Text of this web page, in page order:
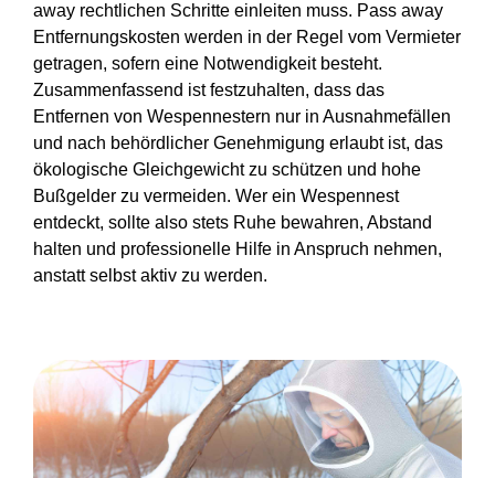
away rechtlichen Schritte einleiten muss. Pass away
Entfernungskosten werden in der Regel vom Vermieter
getragen, sofern eine Notwendigkeit besteht.
Zusammenfassend ist festzuhalten, dass das
Entfernen von Wespennestern nur in Ausnahmefällen
und nach behördlicher Genehmigung erlaubt ist, das
ökologische Gleichgewicht zu schützen und hohe
Bußgelder zu vermeiden. Wer ein Wespennest
entdeckt, sollte also stets Ruhe bewahren, Abstand
halten und professionelle Hilfe in Anspruch nehmen,
anstatt selbst aktiv zu werden.